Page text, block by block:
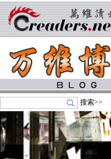
搜索>>